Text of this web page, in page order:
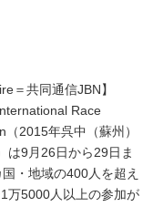
＝共同通信JBN】
Race
2015年呉中（蘇州）
は9月26日から29日ま
・地域の400人を超え
万5000人以上の参加が